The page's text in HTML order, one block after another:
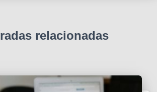
relacionadas